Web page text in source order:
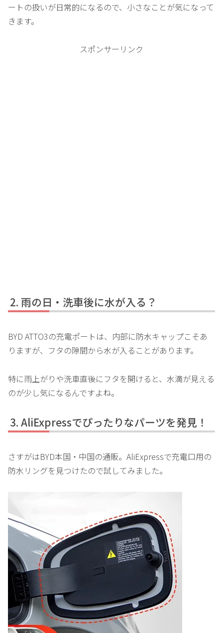
ートの扱いが日常的になるので、小さなことが気になって
きます。
スポンサーリンク
雨の日・洗車後に水が入る？
BYD ATTO3の充電ポートは、内部に防水キャップこそあ
りますが、フタの隙間から水が入ることがあります。
特に雨上がりや洗車直後にフタを開けると、水滴が見える
のが少し気になるんですよね。
AliExpressでぴったりなパーツを発見！
さすがはBYD本国・中国の通販。AliExpressで充電口用の
防水リングを見つけたので試してみました。